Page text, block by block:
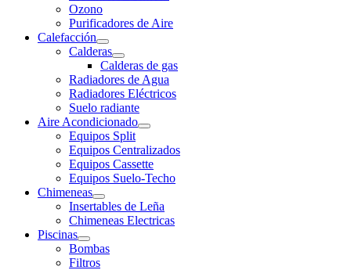
Ozono
Purificadores de Aire
Calefacción
Calderas
Calderas de gas
Radiadores de Agua
Radiadores Eléctricos
Suelo radiante
Aire Acondicionado
Equipos Split
Equipos Centralizados
Equipos Cassette
Equipos Suelo-Techo
Chimeneas
Insertables de Leña
Chimeneas Electricas
Piscinas
Bombas
Filtros